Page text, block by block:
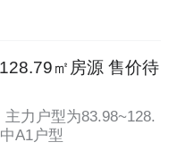
㎡房源 售价待
力户型为83.98~128.
A1户型